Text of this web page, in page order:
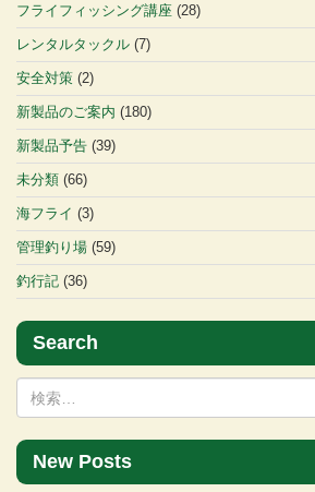
フライフィッシング講座 (28)
レンタルタックル (7)
安全対策 (2)
新製品のご案内 (180)
新製品予告 (39)
未分類 (66)
海フライ (3)
管理釣り場 (59)
釣行記 (36)
Search
索:
New Posts